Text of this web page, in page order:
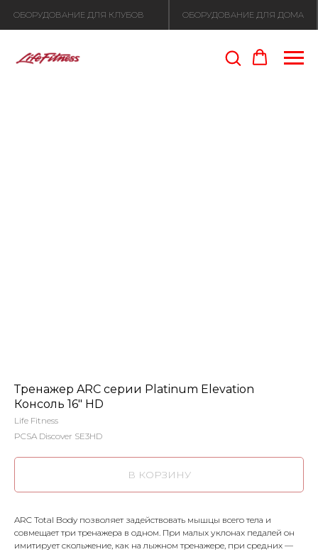
Тренажер ARC серии Platinum Elevation
Консоль 16" HD
Life Fitness
PCSA Discover SE3HD
В КОРЗИНУ
ARC Total Body позволяет задействовать мышцы всего тела и
совмещает три тренажера в одном. При малых уклонах педалей он
имитирует скольжение, как на лыжном тренажере, при средних —